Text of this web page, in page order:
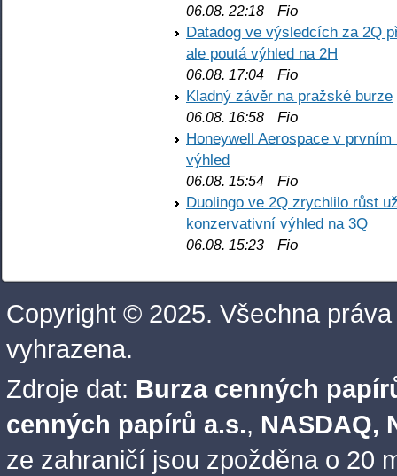
06.08. 22:18 Fio
Datadog ve výsledcích za 2Q
ale poutá výhled na 2H
06.08. 17:04 Fio
Kladný závěr na pražské burze
06.08. 16:58 Fio
Honeywell Aerospace v
výhled
06.08. 15:54 Fio
Duolingo ve 2Q zrychlilo růst
konzervativní výhled na 3Q
06.08. 15:23 Fio
Copyright © 2025. Všechna práva
vyhrazena.
Zdroje dat: Burza cenných
cenných papírů a.s., NASDAQ,
ze zahraničí jsou zpožděna o 20